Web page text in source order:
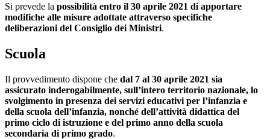
Si prevede la possibilità entro il 30 aprile 2021 di apportare
modifiche alle misure adottate attraverso specifiche
deliberazioni del Consiglio dei Ministri.
Scuola
Il provvedimento dispone che dal 7 al 30 aprile 2021 sia
assicurato inderogabilmente, sull’intero territorio nazionale, lo
svolgimento in presenza dei servizi educativi per l’infanzia e
della scuola dell’infanzia, nonché dell’attività didattica del
primo ciclo di istruzione e del primo anno della scuola
secondaria di primo grado.